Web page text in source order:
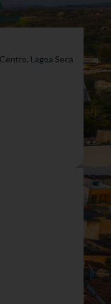
Lagoa Seca